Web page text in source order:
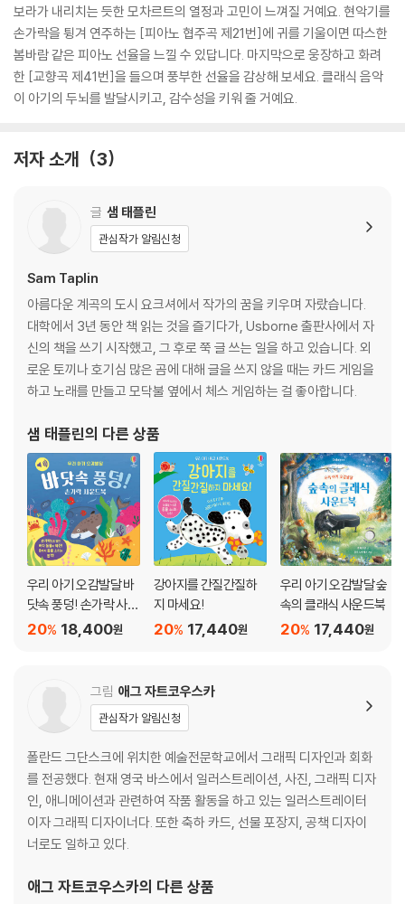
보라가 내리치는 듯한 모차르트의 열정과 고민이 느껴질 거예요. 현악기를
손가락을 튕겨 연주하는 [피아노 협주곡 제21번]에 귀를 기울이면 따스한
봄바람 같은 피아노 선율을 느낄 수 있답니다. 마지막으로 웅장하고 화려
한 [교향곡 제41번]을 들으며 풍부한 선율을 감상해 보세요. 클래식 음악
이 아기의 두뇌를 발달시키고, 감수성을 키워 줄 거예요.
저자 소개 3
글 샘 태플린
관심작가 알림신청
Sam Taplin
아름다운 계곡의 도시 요크셔에서 작가의 꿈을 키우며 자랐습니다.
대학에서 3년 동안 책 읽는 것을 즐기다가, Usborne 출판사에서 자
신의 책을 쓰기 시작했고, 그 후로 쭉 글 쓰는 일을 하고 있습니다. 외
로운 토끼나 호기심 많은 곰에 대해 글을 쓰지 않을 때는 카드 게임을
하고 노래를 만들고 모닥불 옆에서 체스 게임하는 걸 좋아합니다.
샘 태플린의 다른 상품
우리 아기 오감발달 바
닷속 풍덩! 손가락 사운
드북
18,400원
20%
강아지를 간질간질하
지 마세요!
17,440원
20%
우리 아기 오감발달 숲
속의 클래식 사운드북
17,440원
20%
그림 애그 자트코우스카
관심작가 알림신청
폴란드 그단스크에 위치한 예술전문학교에서 그래픽 디자인과 회화
를 전공했다. 현재 영국 바스에서 일러스트레이션, 사진, 그래픽 디자
인, 애니메이션과 관련하여 작품 활동을 하고 있는 일러스트레이터
이자 그래픽 디자이너다. 또한 축하 카드, 선물 포장지, 공책 디자이
너로도 일하고 있다.
애그 자트코우스카의 다른 상품